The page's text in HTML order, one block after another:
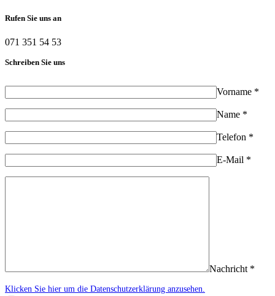
Rufen Sie uns an
071 351 54 53
Schreiben Sie uns
Vorname *
Name *
Telefon *
E-Mail *
Nachricht *
Klicken Sie hier um die Datenschutzerklärung anzusehen.